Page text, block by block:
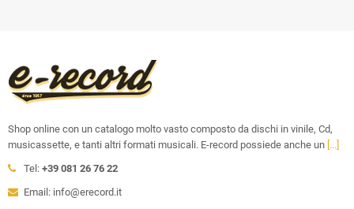
Shop online con un catalogo molto vasto composto da dischi in vinile, Cd,
musicassette, e tanti altri formati musicali. E-record possiede anche un [...]
Tel: +39 081 26 76 22
Email: info@erecord.it